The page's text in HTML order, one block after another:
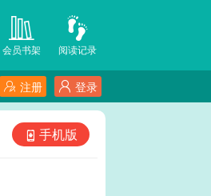
阅读记录
会员书架
登录
注册
手机版